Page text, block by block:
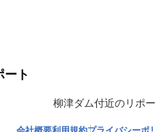
ート
柳津ダム付近のリポ